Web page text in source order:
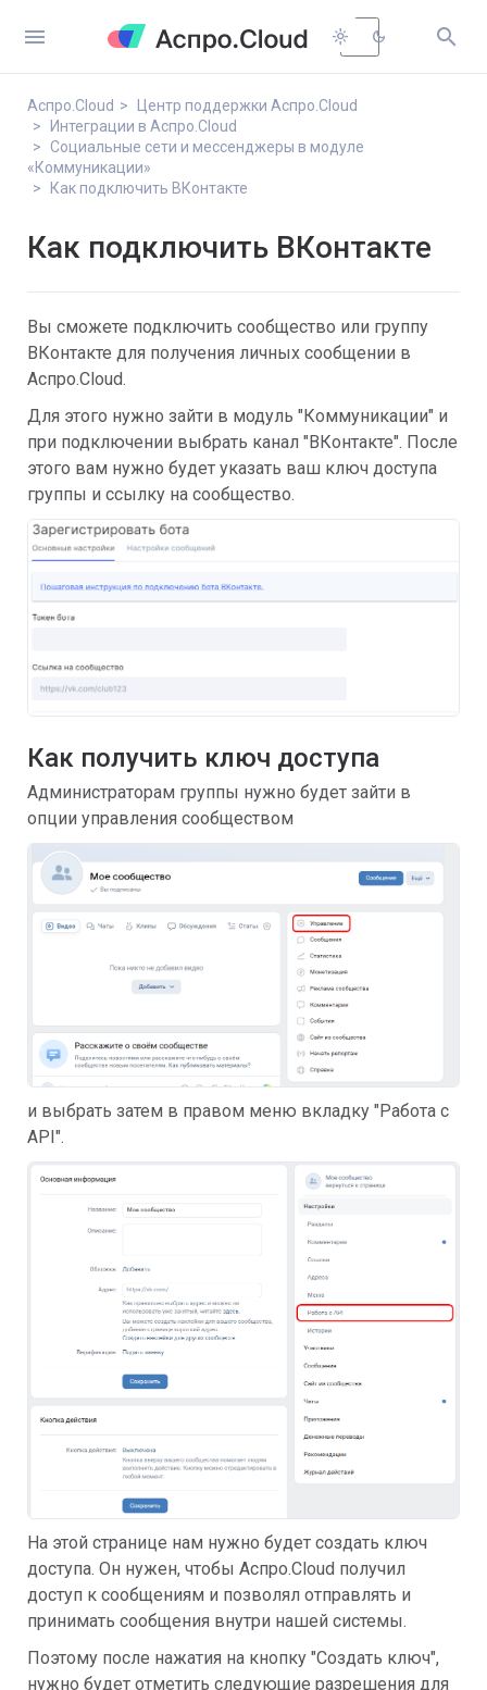
 light_mode dark_mode 
Аспро.Cloud
Центр поддержки Аспро.Cloud
Интеграции в Аспро.Cloud
Социальные сети и мессенджеры в модуле
«Коммуникации»
Как подключить ВКонтакте
Как подключить ВКонтакте
Вы сможете подключить сообщество или группу
ВКонтакте для получения личных сообщении в
Аспро.Cloud.
Для этого нужно зайти в модуль "Коммуникации" и
при подключении выбрать канал "ВКонтакте". После
этого вам нужно будет указать ваш ключ доступа
группы и ссылку на сообщество.
Как получить ключ доступа
Администраторам группы нужно будет зайти в
опции управления сообществом
и выбрать затем в правом меню вкладку "Работа с
API".
На этой странице нам нужно будет создать ключ
доступа. Он нужен, чтобы Аспро.Cloud получил
доступ к сообщениям и позволял отправлять и
принимать сообщения внутри нашей системы.
Поэтому после нажатия на кнопку "Создать ключ",
нужно будет отметить следующие разрешения для